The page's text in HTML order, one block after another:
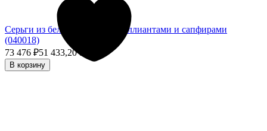
Серьги из белого золота с бриллиантами и сапфирами
(040018)
73 476 ₽51 433,20₽
В корзину